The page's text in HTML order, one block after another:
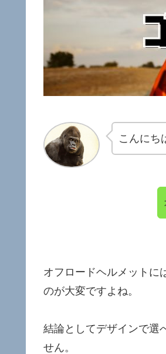
こんにち
オフロードヘルメットに
のが大変ですよね。
結論としてデザインで選
せん。